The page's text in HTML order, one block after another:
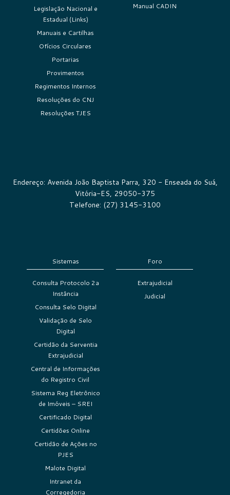
Legislação Nacional e
Estadual (Links)
Manuais e Cartilhas
Ofícios Circulares
Portarias
Provimentos
Regimentos Internos
Resoluções do CNJ
Resoluções TJES
Manual CADIN
Endereço: Avenida João Baptista Parra, 320 - Enseada do Suá,
Vitória-ES, 29050-375
Telefone: (27) 3145-3100
Sistemas
Consulta Protocolo 2a
Instância
Consulta Selo Digital
Validação de Selo
Digital
Certidão da Serventia
Extrajudicial
Central de Informações
do Registro Civil
Sistema Reg Eletrônico
de Imóveis – SREI
Certificado Digital
Certidões Online
Certidão de Ações no
PJES
Malote Digital
Intranet da
Corregedoria
Foro
Extrajudicial
Judicial